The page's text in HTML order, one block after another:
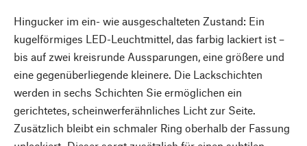
Hingucker im ein- wie ausgeschalteten Zustand: Ein
kugelförmiges LED-Leuchtmittel, das farbig lackiert ist –
bis auf zwei kreisrunde Aussparungen, eine größere und
eine gegenüberliegende kleinere. Die Lackschichten
werden in sechs Schichten Sie ermöglichen ein
gerichtetes, scheinwerferähnliches Licht zur Seite.
Zusätzlich bleibt ein schmaler Ring oberhalb der Fassung